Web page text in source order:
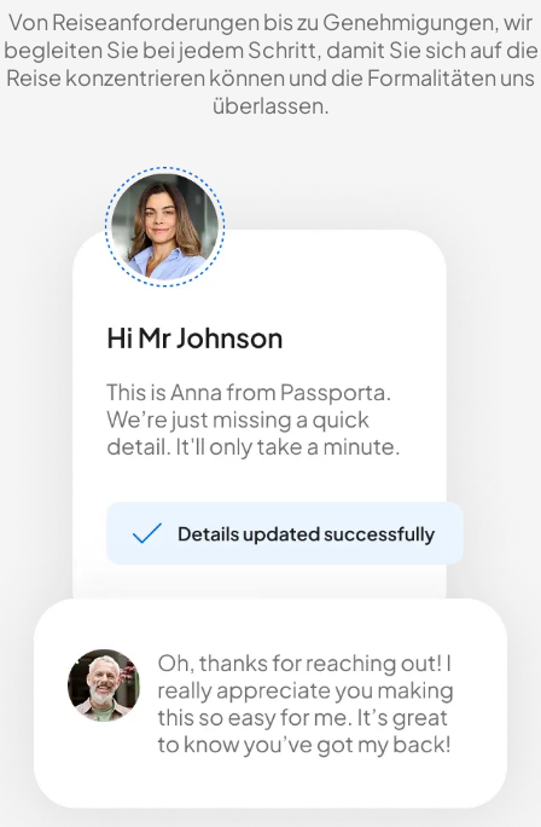
Von Reiseanforderungen bis zu Genehmigungen, wir
begleiten Sie bei jedem Schritt, damit Sie sich auf die
Reise konzentrieren können und die Formalitäten uns
überlassen.